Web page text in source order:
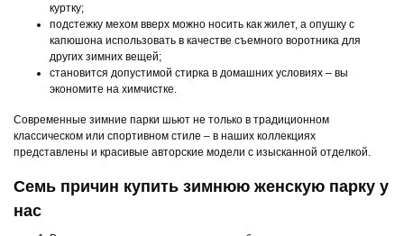
куртку;
подстежку мехом вверх можно носить как жилет, а опушку с
капюшона использовать в качестве съемного воротника для
других зимних вещей;
становится допустимой стирка в домашних условиях – вы
экономите на химчистке.
Современные зимние парки шьют не только в традиционном
классическом или спортивном стиле – в наших коллекциях
представлены и красивые авторские модели с изысканной отделкой.
Семь причин купить зимнюю женскую парку у
нас